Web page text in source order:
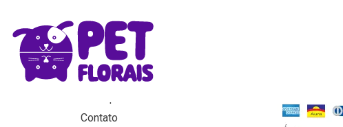
MENU
Home
Produtos
Contato